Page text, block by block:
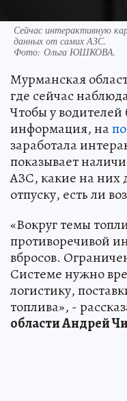
Сейчас интерактивную
данных от самих АЗС.
Фото: Ольга ЮШКОВА.
Мурманская
где сейчас
Чтобы у водителей
информация, на
заработала
показывает
АЗС, какие на них
отпуску, есть ли
«Вокруг темы
противоречивой
вбросов.
Системе нужно
логистику,
топлива», -
области Андрей